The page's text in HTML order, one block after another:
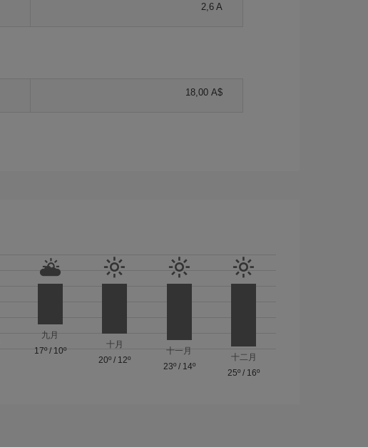
2,6 A
18,00 A$
九月
17º/ 10º
十月
20º / 12º
十一月
23º/ 14º
十二月
25º / 16º